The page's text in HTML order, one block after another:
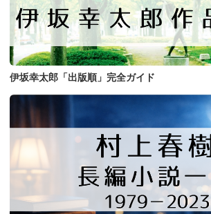
伊坂幸太郎「出版順」完全ガイド